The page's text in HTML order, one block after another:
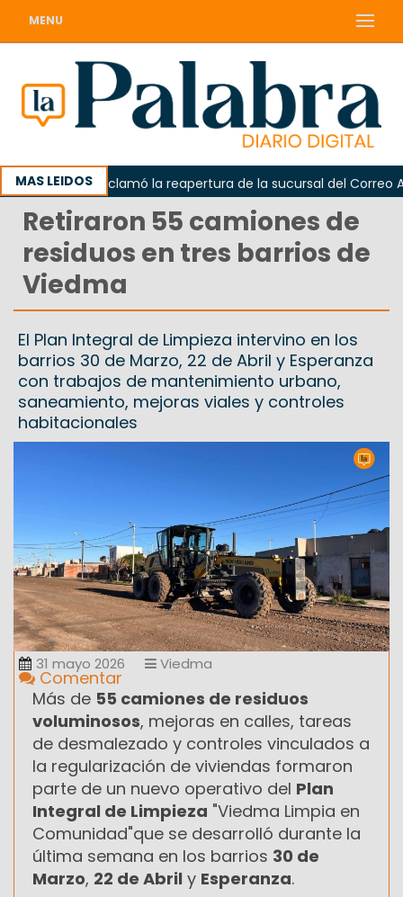
MENU
MAS LEIDOS
Odarda reclamó la reapertura de la sucursal del Correo
Retiraron 55 camiones de
residuos en tres barrios de
Viedma
El Plan Integral de Limpieza intervino en los
barrios 30 de Marzo, 22 de Abril y Esperanza
con trabajos de mantenimiento urbano,
saneamiento, mejoras viales y controles
habitacionales
31 mayo 2026 Viedma
Comentar
Más de 55 camiones de residuos
voluminosos, mejoras en calles, tareas
de desmalezado y controles vinculados a
la regularización de viviendas formaron
parte de un nuevo operativo del Plan
Integral de Limpieza "Viedma Limpia en
Comunidad"que se desarrolló durante la
última semana en los barrios 30 de
Marzo, 22 de Abril y Esperanza.